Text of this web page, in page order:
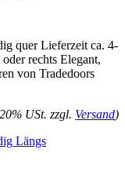
quer Lieferzeit ca. 4-
rechts Elegant,
von Tradedoors
USt. zzgl. Versand)
Längs